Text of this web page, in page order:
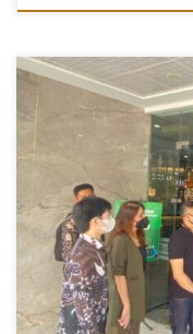
Disbudpar Batam-
bersiap menerapkan
Mall, Batam Center.
(Disbudpar) Kota
pusat perbelanjaan,
kegiatan pusat
dari pukul 10.00-21.00
protokol kesehatan
Edaran (SE) Walikota
memastikan apakah
PeduliLindungi),”
menunjukkan status